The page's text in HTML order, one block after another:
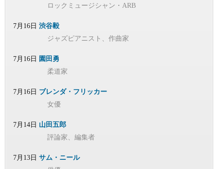
ロックミュージシャン・ARB
7月16日 渋谷毅
ジャズピアニスト、作曲家
7月16日 園田勇
柔道家
7月16日 ブレンダ・フリッカー
女優
7月14日 山田五郎
評論家、編集者
7月13日 サム・ニール